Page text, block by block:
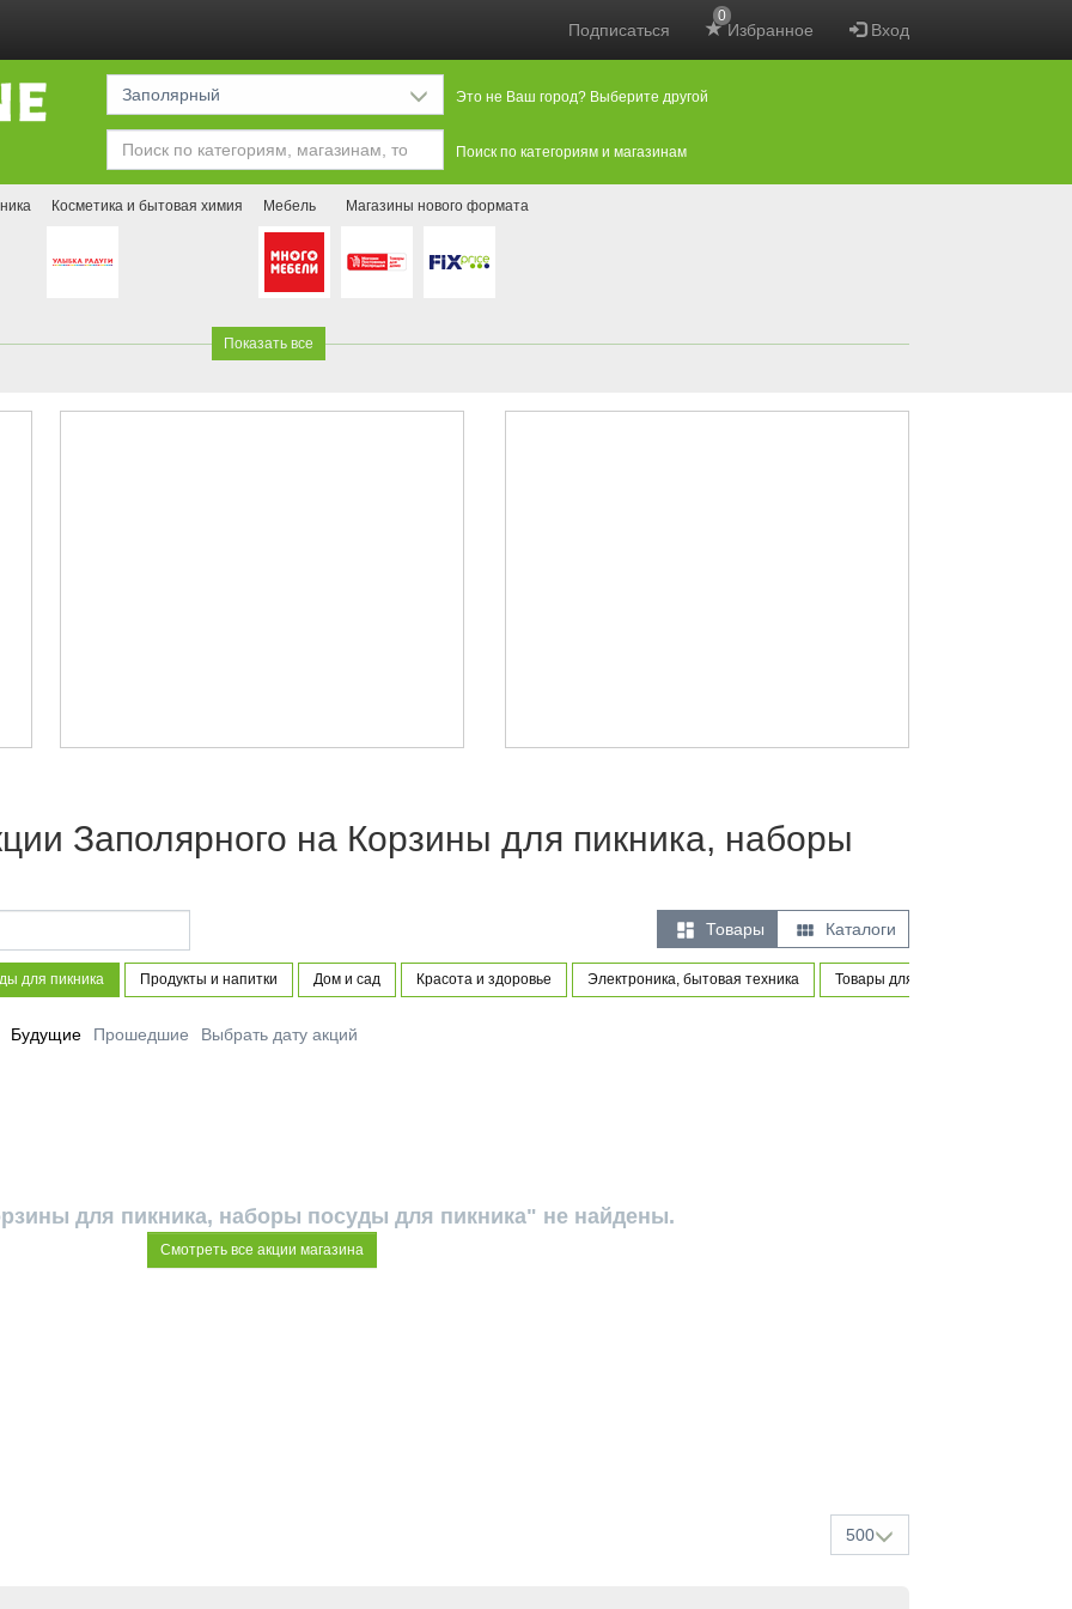
Подписаться Избранное
0
Вход
Заполярный Это не Ваш город? Выберите другой
Поиск по категориям и магазинам
Косметика и бытовая химия Мебель Магазины нового формата
Показать все
Заполярного на Корзины для пикника, наборы
 Товары  Каталоги
для пикника Продукты и напитки Дом и сад Красота и здоровье Электроника, бытовая техника Товары для новорожденных и
Будущие Прошедшие Выбрать дату акций
для пикника, наборы посуды для пикника" не найдены.
Смотреть все акции магазина
500